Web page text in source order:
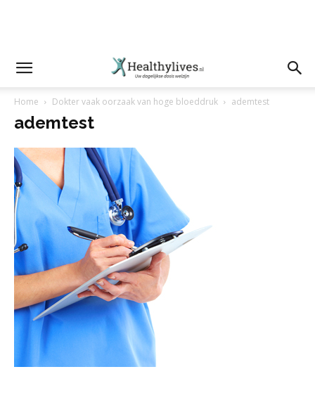
Home Dokter vaak oorzaak van hoge bloeddruk ademtest
ademtest